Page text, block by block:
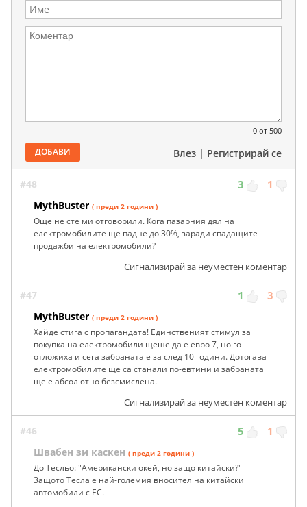
0 от 500
ДОБАВИ Влез | Регистрирай се
#48 3 1
MythBuster ( преди 2 години )
Още не сте ми отговорили. Кога пазарния дял на
електромобилите ще падне до 30%, заради спадащите
продажби на електромобили?
Сигнализирай за неуместен коментар
#47 1 3
MythBuster ( преди 2 години )
Хайде стига с пропагандата! Единственият стимул за
покупка на електромобили щеше да е евро 7, но го
отложиха и сега забраната е за след 10 години. Дотогава
електромобилите ще са станали по-евтини и забраната
ще е абсолютно безсмислена.
Сигнализирай за неуместен коментар
#46 5 1
Швабен зи каскен ( преди 2 години )
До Тесльо: "Американски окей, но защо китайски?"
Защото Тесла е най-големия вносител на китайски
автомобили с ЕС.